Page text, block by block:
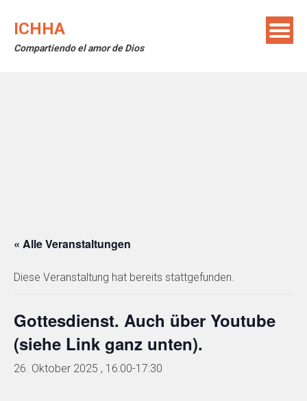
ICHHA
Compartiendo el amor de Dios
« Alle Veranstaltungen
Diese Veranstaltung hat bereits stattgefunden.
Gottesdienst. Auch über Youtube
(siehe Link ganz unten).
26. Oktober 2025 , 16:00-17:30